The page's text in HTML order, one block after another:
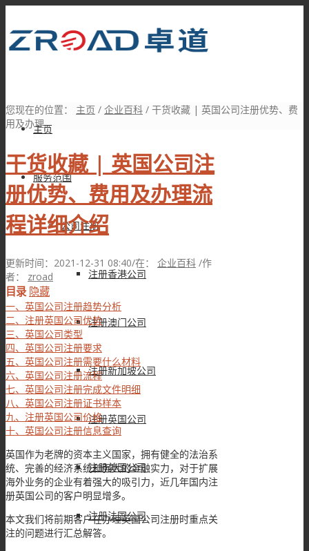
主页
服务范围
公司注册
注册香港公司
注册澳门公司
注册新加坡公司
注册英国公司
注册美国公司
注册法国公司
您现在的位置： 主页 / 企业百科 / 干货收藏 | 英国公司注册优势、费
用及办理...
干货收藏 | 英国公司注
册优势、费用及办理流
程详细介绍
更新时间：2021-12-31 08:40/在： 企业百科 /作
者： zroad
目录 隐藏
一、英国公司注册趋势分析
二、注册英国公司优势
三、英国公司类型
四、英国公司注册要求
五、英国公司注册需要什么材料
六、英国公司注册流程
七、英国公司注册完成文件明细
八、英国公司注册证书样本
九、注册英国公司价格
十、英国公司注册信息查询
英国作为老牌的资本主义国家，拥有健全的法治系
统、完善的经济系统和强大的金融实力，对于扩展
海外业务的企业有着强大的吸引力，近几年国内注
册英国公司的客户明显增多。
本文我们将前期客户在办理英国公司注册时重点关
注的问题进行汇总解答。